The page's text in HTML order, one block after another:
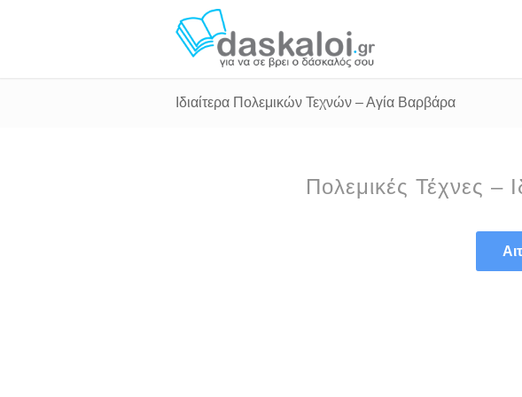
Ιδιαίτερα Πολεμικών Τεχνών – Αγία Βαρβάρα
Πολεμικές Τέχνες –